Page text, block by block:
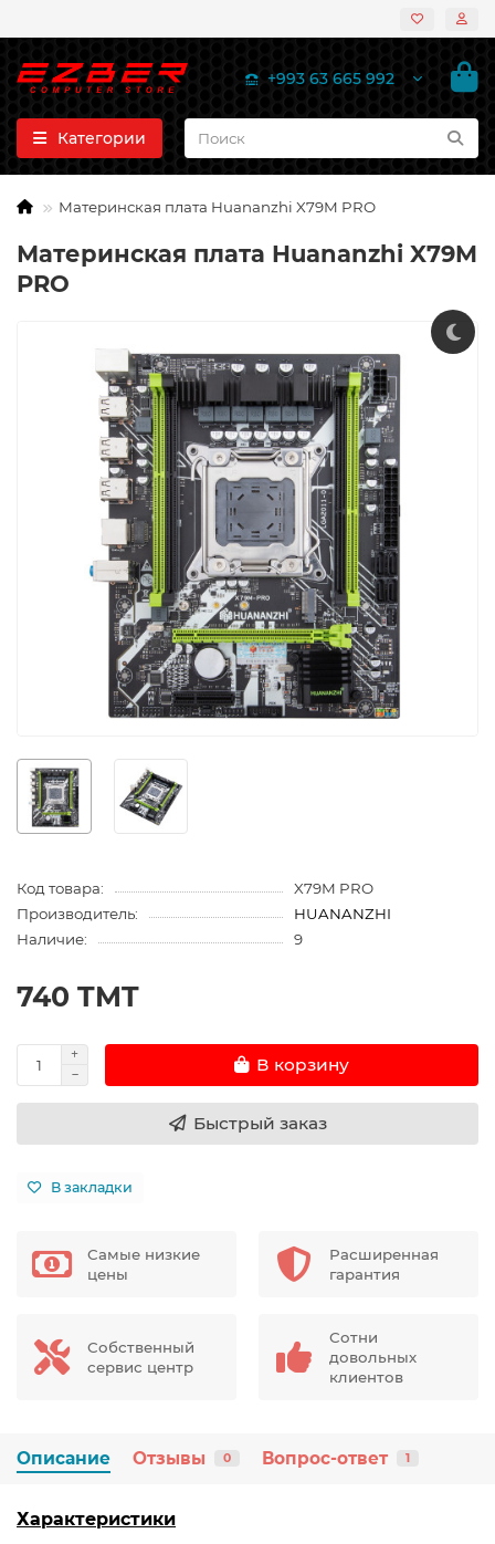
+993 63 665 992
Категории
Материнская плата Huananzhi X79M PRO
Материнская плата Huananzhi X79M
PRO
Код товара:
X79M PRO
Производитель:
HUANANZHI
Наличие:
9
740 TMT
В корзину
Быстрый заказ
В закладки
Самые низкие
цены
Расширенная
гарантия
Собственный
сервис центр
Сотни
довольных
клиентов
Описание Отзывы 0 Вопрос-ответ 1
Характеристики